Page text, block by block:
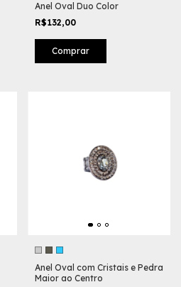
Anel Oval Duo Color
R$132,00
Comprar
Anel Oval com Cristais e Pedra
Maior ao Centro